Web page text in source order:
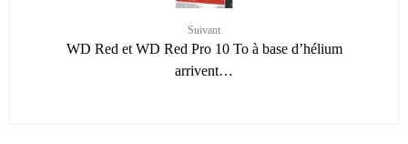
Suivant
WD Red et WD Red Pro 10 To à base d’hélium
arrivent…